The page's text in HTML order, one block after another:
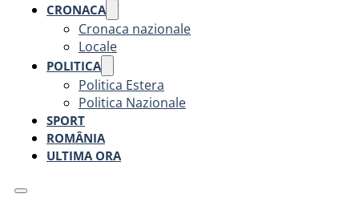
CRONACA
Cronaca nazionale
Locale
POLITICA
Politica Estera
Politica Nazionale
SPORT
ROMÂNIA
ULTIMA ORA